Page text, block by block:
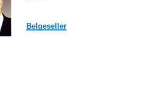
Belgeseller